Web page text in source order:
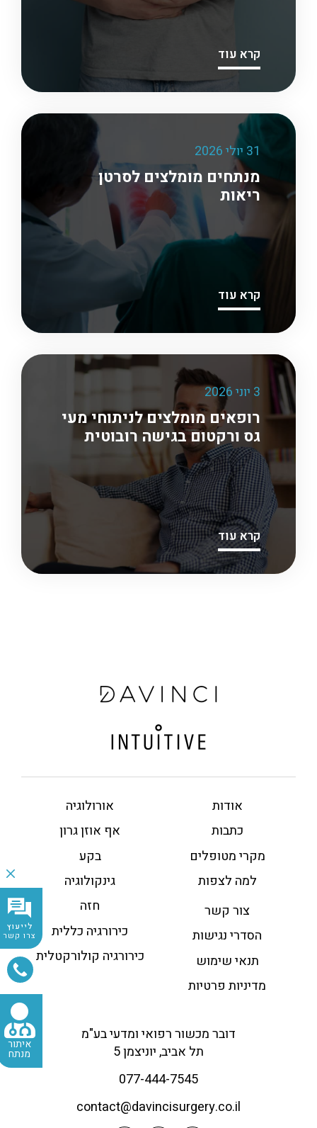
לייעוץ
צרו קשר
איתור
מנתח
קרא עוד
31 יולי 2026
מנתחים מומלצים לסרטן
ריאות
קרא עוד
3 יוני 2026
רופאים מומלצים לניתוחי מעי
גס ורקטום בגישה רובוטית
קרא עוד
אודות
כתבות
מקרי מטופלים
למה לצפות
צור קשר
הסדרי נגישות
תנאי שימוש
מדיניות פרטיות
אורולוגיה
אף אוזן גרון
בקע
גינקולוגיה
חזה
כירורגיה כללית
כירורגיה קולורקטלית
דובר מכשור רפואי ומדעי בע"מ
תל אביב, יוניצמן 5
077-444-7545
contact@davincisurgery.co.il